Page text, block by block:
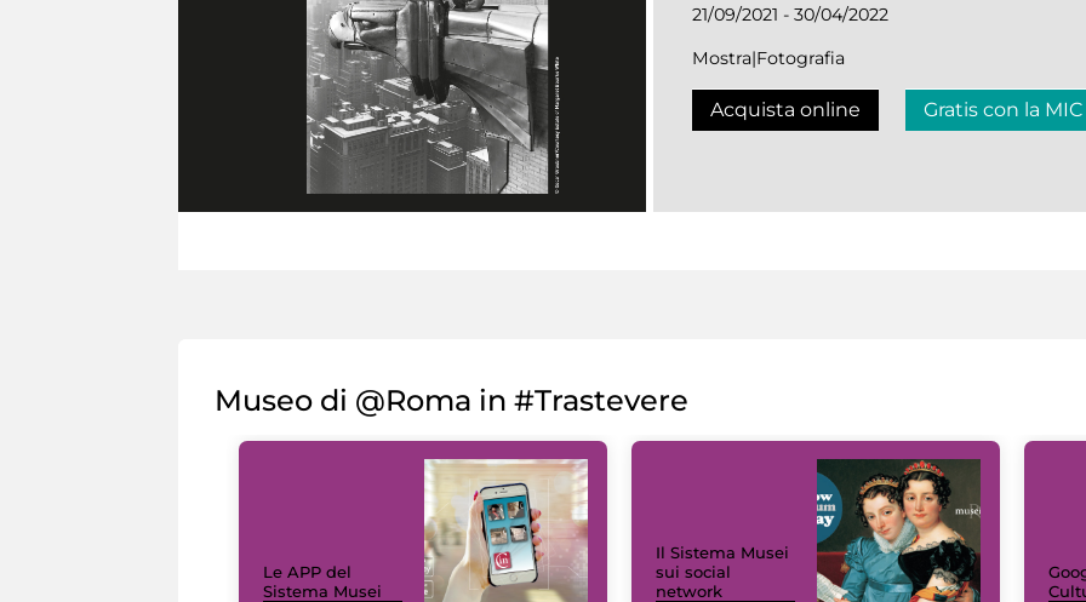
21/09/2021 - 30/04/2022
Mostra|Fotografia
Acquista online Gratis con la
Museo di @Roma in #Trastevere
Le APP del
Sistema Musei
Il Sistema Musei
sui social
network